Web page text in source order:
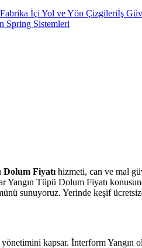
İçi Yol ve Yön Çizgileriİş
Spring Sistemleri
Dolum Fiyatı hizmeti, can ve mal
Tüpü Dolum Fiyatı
sunuyoruz. Yerinde keşif
kapsar. İnterform Yangın